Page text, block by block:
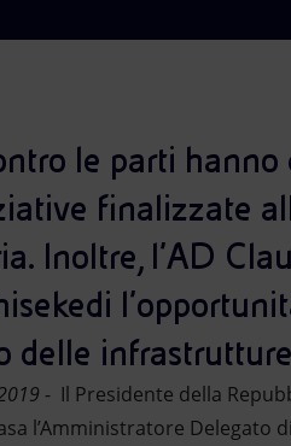
le parti
finalizzate
Inoltre, l’AD
delle
- Il Presidente della
l’Amministratore Delegato